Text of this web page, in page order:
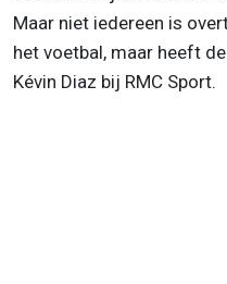
Maar niet iedereen is
het voetbal, maar heeft
Kévin Diaz bij RMC Sport.